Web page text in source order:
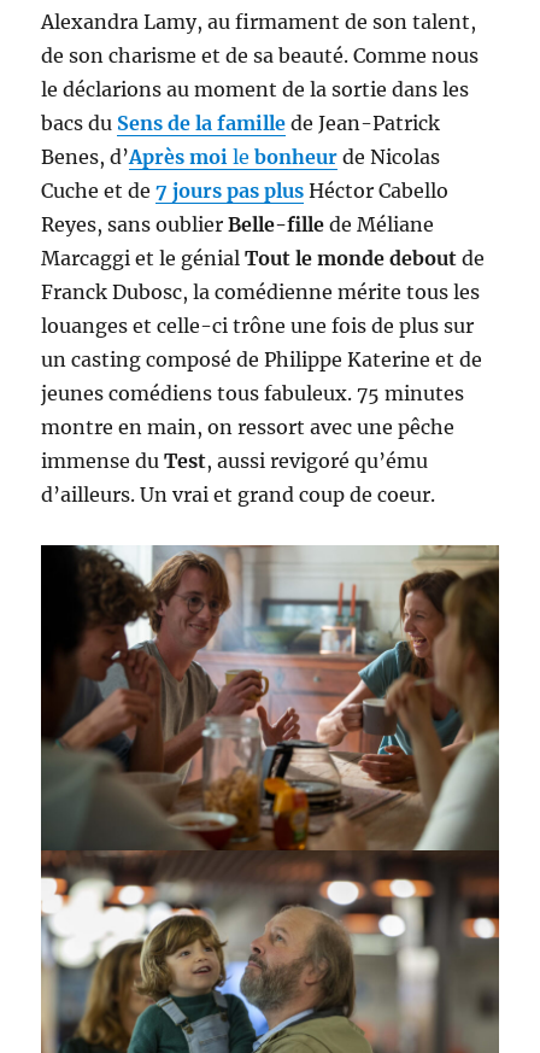
Alexandra Lamy, au firmament de son talent,
de son charisme et de sa beauté. Comme nous
le déclarions au moment de la sortie dans les
bacs du Sens de la famille de Jean-Patrick
Benes, d’Après moi lebonheur de Nicolas
Cuche et de7 jours pas plus Héctor Cabello
Reyes, sans oublierBelle-fille de Méliane
Marcaggi et le génialTout le monde debout de
Franck Dubosc, la comédienne mérite tous les
louanges et celle-ci trône une fois de plus sur
un casting composé de Philippe Katerine et de
jeunes comédiens tous fabuleux. 75 minutes
montre en main, on ressort avec une pêche
immense duTest, aussi revigoré qu’ému
d’ailleurs. Un vrai et grand coup de coeur.